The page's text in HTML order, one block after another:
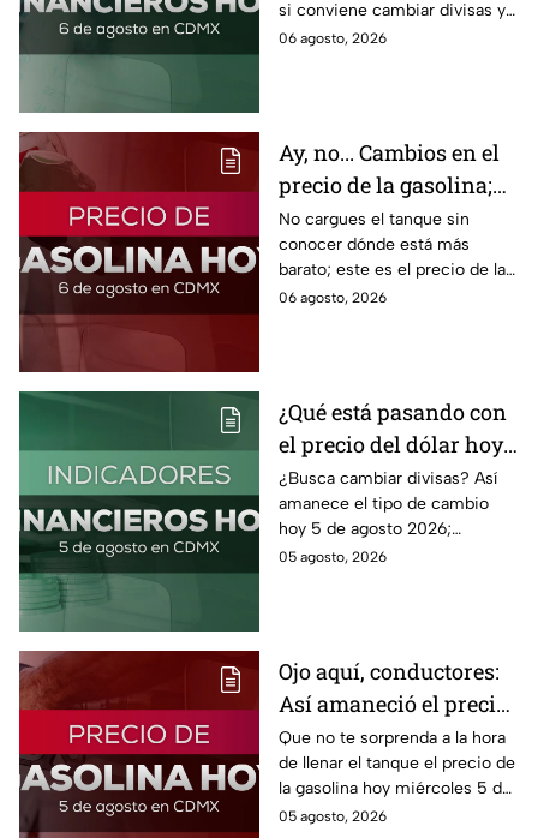
si conviene cambiar divisas y
cómo el flujo en el estrecho de
06 agosto, 2026
Ay, no... Cambios en el
precio de la gasolina;
así quedó HOY
No cargues el tanque sin
conocer dónde está más
barato; este es el precio de la
gasolina para hoy jueves 6 de
06 agosto, 2026
¿Qué está pasando con
el precio del dólar hoy
miércoles 5 de agosto
2026?
¿Busca cambiar divisas? Así
amanece el tipo de cambio
hoy 5 de agosto 2026;
consulta el precio del dólar
05 agosto, 2026
Ojo aquí, conductores:
Así amaneció el precio
de la gasolina HOY
Que no te sorprenda a la hora
de llenar el tanque el precio de
la gasolina hoy miércoles 5 de
agosto 2026; aquí te dejamos
05 agosto, 2026